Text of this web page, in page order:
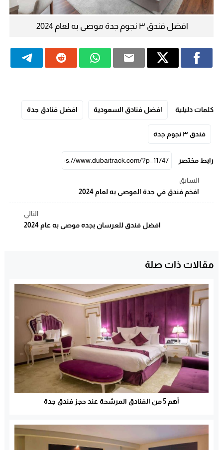
افضل فندق ٣ نجوم جدة موصى به لعام 2024
كلمات دليلية افضل فنادق السعودية افضل فنادق جدة
فندق ٣ نجوم جدة
رابط مختصر
السابق
افخم فندق في جدة الموصى به لعام 2024
التالي
افضل فندق للعرسان بجده موصى به عام 2024
مقالات ذات صلة
أهم 5 من الفنادق المرشحة عند حجز فندق جدة